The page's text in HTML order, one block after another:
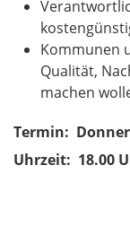
Kommunen
Qualität,
machen
Termin:
Uhrzeit: 18.00